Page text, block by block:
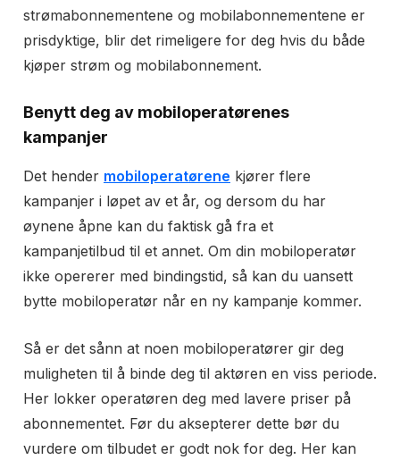
strømabonnementene og mobilabonnementene er
prisdyktige, blir det rimeligere for deg hvis du både
kjøper strøm og mobilabonnement.
Benytt deg av mobiloperatørenes
kampanjer
Det hender mobiloperatørene kjører flere
kampanjer i løpet av et år, og dersom du har
øynene åpne kan du faktisk gå fra et
kampanjetilbud til et annet. Om din mobiloperatør
ikke opererer med bindingstid, så kan du uansett
bytte mobiloperatør når en ny kampanje kommer.
Så er det sånn at noen mobiloperatører gir deg
muligheten til å binde deg til aktøren en viss periode.
Her lokker operatøren deg med lavere priser på
abonnementet. Før du aksepterer dette bør du
vurdere om tilbudet er godt nok for deg. Her kan